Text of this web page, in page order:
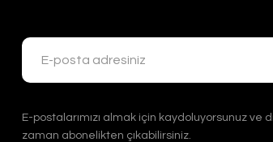
E-postalarımızı almak için kaydoluyorsunuz ve
zaman abonelikten çıkabilirsiniz.